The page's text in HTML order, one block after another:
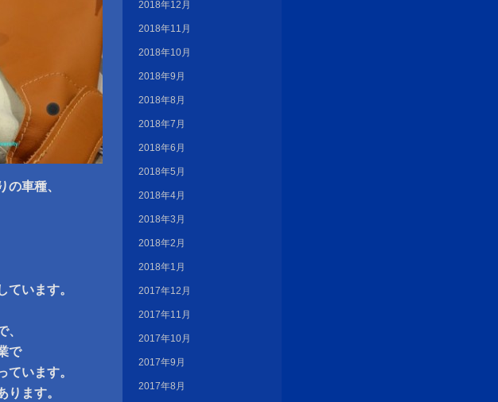
車種、
います。
、
で
います。
ます。
2018年12月
2018年11月
2018年10月
2018年9月
2018年8月
2018年7月
2018年6月
2018年5月
2018年4月
2018年3月
2018年2月
2018年1月
2017年12月
2017年11月
2017年10月
2017年9月
2017年8月